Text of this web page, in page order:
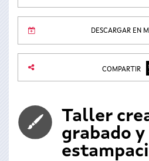
DESCARGAR EN
COMPARTIR
Taller
grabado y